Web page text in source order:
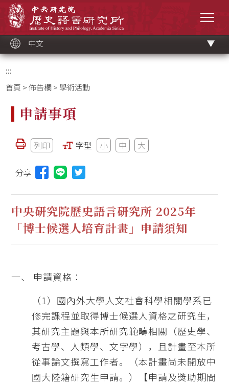
中文
:::
首頁 >佈告欄> 學術活動
申請事項
列印 字型 小 中 大
分享 分享本頁至Line(另開視窗)
中央研究院歷史語言研究所 2025年
「博士候選人培育計畫」申請須知
一、 申請資格：
（1）國內外大學人文社會科學相關學系已
修完課程並取得博士候選人資格之研究生，
其研究主題與本所研究範疇相關（歷史學、
考古學、人類學、文字學），且計畫至本所
從事論文撰寫工作者。（本計畫尚未開放中
國大陸籍研究生申請。）【申請及獎助期間